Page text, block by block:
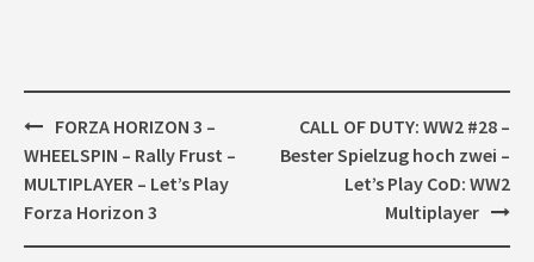
Post
navigation
FORZA HORIZON 3 –
WHEELSPIN – Rally Frust –
MULTIPLAYER – Let’s Play
Forza Horizon 3
CALL OF DUTY: WW2 #28 –
Bester Spielzug hoch zwei –
Let’s Play CoD: WW2
Multiplayer